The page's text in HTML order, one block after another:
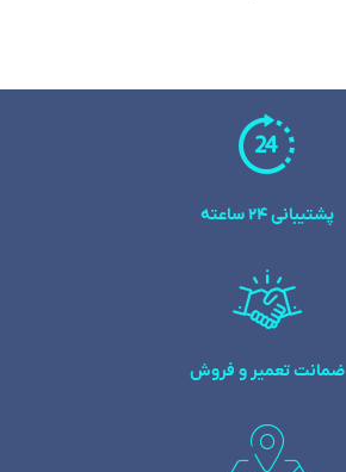
پشتیبانی 24 ساعته
ضمانت تعمیر و فروش